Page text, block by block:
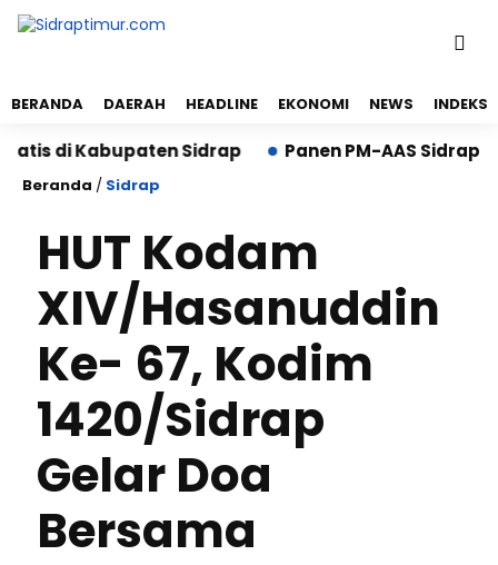
BERANDA DAERAH HEADLINE EKONOMI NEWS INDEKS
di Kabupaten Sidrap Panen PM-AAS Sidrap
Beranda / Sidrap
HUT Kodam
XIV/Hasanuddin
Ke- 67, Kodim
1420/Sidrap
Gelar Doa
Bersama